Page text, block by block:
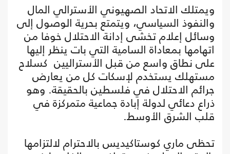
ويمتلك الاتحاد الصهيوني الأسترالي المال
والنفوذ السياسي، ويتمتع بحرية الوصول إلى
وسائل إعلام تخشى إدانة الاحتلال خوفا من
اتهامها بمعاداة السامية التي بات ينظر إليها
على نطاق واسع من قبل الأستراليين كسلاح
مستهلك يستخدم لإسكات كل من يعارض
جرائم الاحتلال في فلسطين بالحقيقة. وهو
ذراع دعائي لدولة إبادة جماعية متمركزة في
قلب الشرق الأوسط.
تحظى ماري كوستاكيديس بالاحترام لالتزامها